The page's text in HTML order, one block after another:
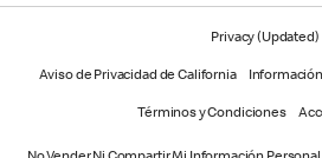
Privacy (Updated)
Aviso de Privacidad de California
Términos y Condiciones